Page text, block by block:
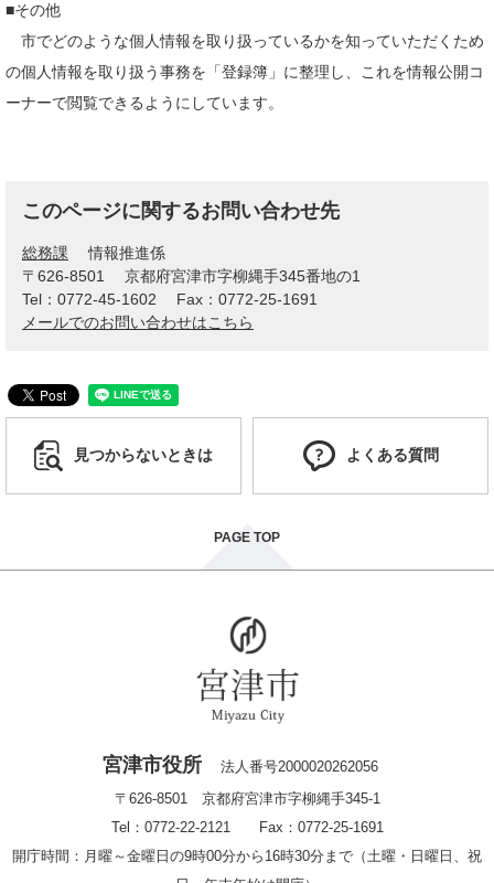
■その他
市でどのような個人情報を取り扱っているかを知っていただくため
の個人情報を取り扱う事務を「登録簿」に整理し、これを情報公開コ
ーナーで閲覧できるようにしています。
このページに関するお問い合わせ先
総務課
情報推進係
〒626-8501
京都府宮津市字柳縄手345番地の1
Tel：0772-45-1602
Fax：0772-25-1691
メールでのお問い合わせはこちら
見つからないときは よくある質問
PAGE TOP
宮津市役所
法人番号2000020262056
〒626-8501 京都府宮津市字柳縄手345-1
Tel：0772-22-2121 Fax：0772-25-1691
開庁時間：月曜～金曜日の9時00分から16時30分まで（土曜・日曜日、祝